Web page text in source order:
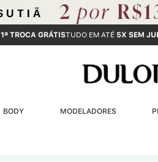
1ª TROCA GRÁTISTUDO EM ATÉ 5X SEM
BODY MODELADORES